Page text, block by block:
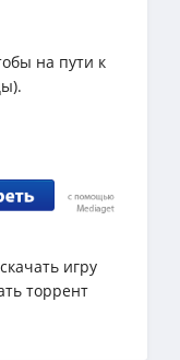
на пути к
игру
торрент